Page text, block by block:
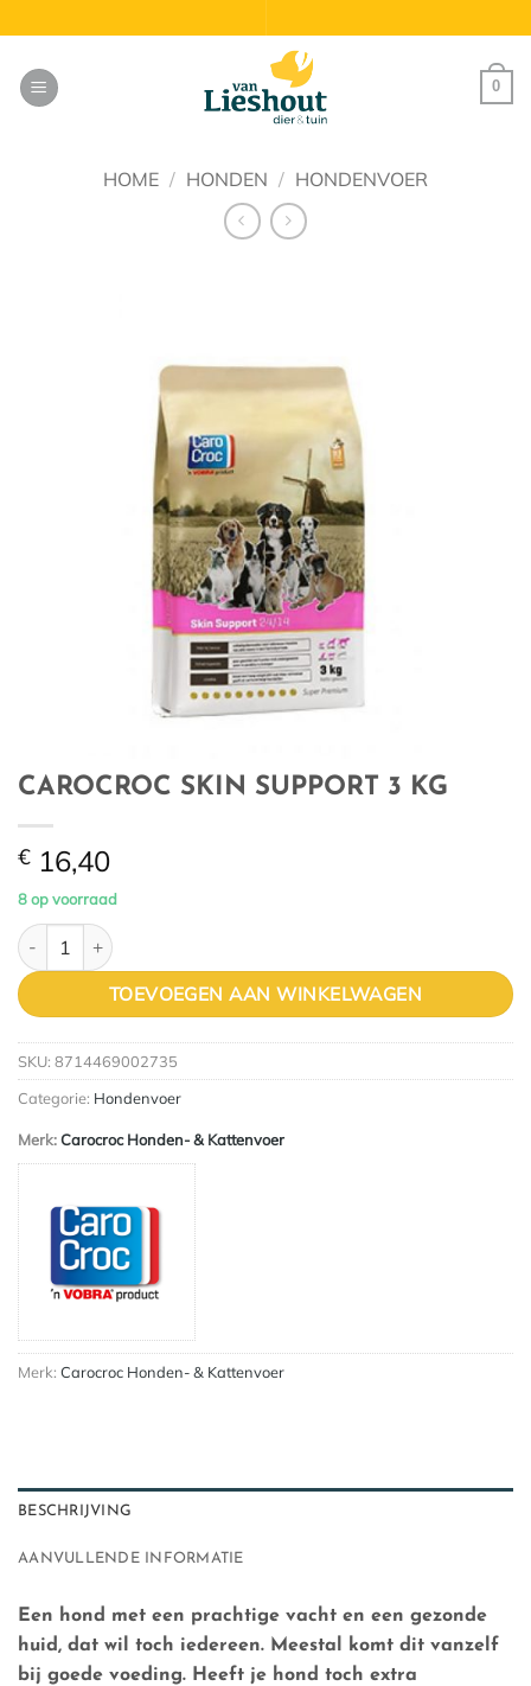
naar
inhoud
0
HOME / HONDEN / HONDENVOER
CAROCROC SKIN SUPPORT 3 KG
€ 16,40
8 op voorraad
CAROCROC SKIN SUPPORT 3 KG aantal
TOEVOEGEN AAN WINKELWAGEN
SKU: 8714469002735
Categorie: Hondenvoer
Merk:Carocroc Honden- & Kattenvoer
Merk: Carocroc Honden- & Kattenvoer
BESCHRIJVING
AANVULLENDE INFORMATIE
Een hond met een prachtige vacht en een gezonde
huid, dat wil toch iedereen. Meestal komt dit vanzelf
bij goede voeding. Heeft je hond toch extra